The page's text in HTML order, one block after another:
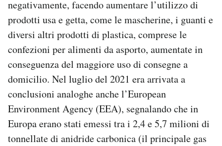
negativamente, facendo aumentare l’utilizzo di
prodotti usa e getta, come le mascherine, i guanti e
diversi altri prodotti di plastica, comprese le
confezioni per alimenti da asporto, aumentate in
conseguenza del maggiore uso di consegne a
domicilio. Nel luglio del 2021 era arrivata a
conclusioni analoghe anche l’European
Environment Agency (EEA), segnalando che in
Europa erano stati emessi tra i 2,4 e 5,7 milioni di
tonnellate di anidride carbonica (il principale gas